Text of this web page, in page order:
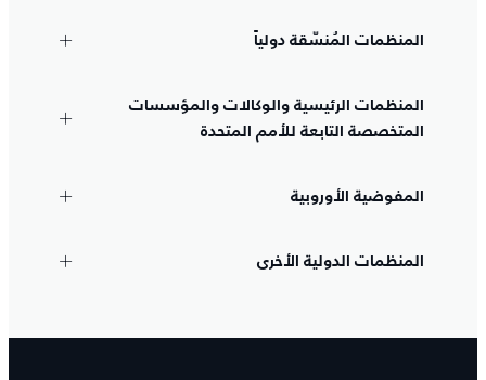
المنظمات المُنسّقة دولياً
المنظمات الرئيسية والوكالات والمؤسسات
المتخصصة التابعة للأمم المتحدة
المفوضية الأوروبية
المنظمات الدولية الأخرى